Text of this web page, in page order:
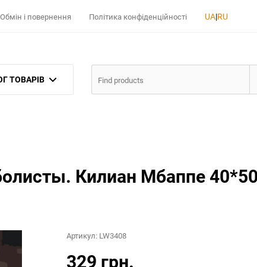
Обмін і повернення Політика конфіденційності UA|RU
ТОВАРІВ
Килиан Мбаппе
Артикул: LW3408
329 грн.